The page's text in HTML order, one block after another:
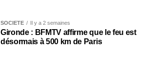
SOCIÉTÉ Il y a 2 semaines
Gironde : BFMTV affirme que le feu est
désormais à 500 km de Paris